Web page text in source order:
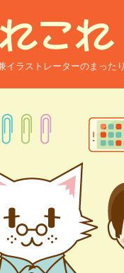
イラストレーターのまった